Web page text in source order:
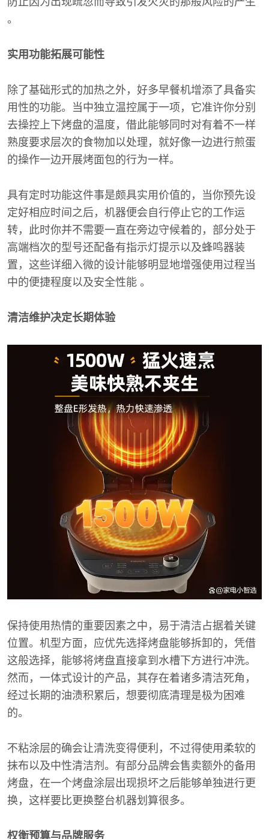
。
实用功能拓展可能性
除了基础形式的加热之外，好多早餐机增添了具备实
用性的功能。当中独立温控属于一项，它准许你分别
去操控上下烤盘的温度，借此能够同时对有着不一样
熟度要求层次的食物加以处理，就好像一边进行煎蛋
的操作一边开展烤面包的行为一样。
具有定时功能这件事是颇具实用价值的，当你预先设
定好相应时间之后，机器便会自行停止它的工作运
转，此时你并不需要一直在旁边守候着的，部分处于
高端档次的型号还配备有指示灯提示以及蜂鸣器装
置，这些详细入微的设计能够明显地增强使用过程当
中的便捷程度以及安全性能 。
清洁维护决定长期体验
保持使用热情的重要因素之中，易于清洁占据着关键
位置。机型方面，应优先选择烤盘能够拆卸的，凭借
这般选择，能够将烤盘直接拿到水槽下方进行冲洗。
然而，一体式设计的产品，其存在着诸多清洁死角，
经过长期的油渍积累后，想要彻底清理是极为困难
的。
不粘涂层的确会让清洗变得便利，不过得使用柔软的
抹布以及中性清洁剂。有部分品牌会售卖额外的备用
烤盘，在一个烤盘涂层出现损坏之后能够单独进行更
换，这样要比更换整台机器划算很多。
权衡预算与品牌服务